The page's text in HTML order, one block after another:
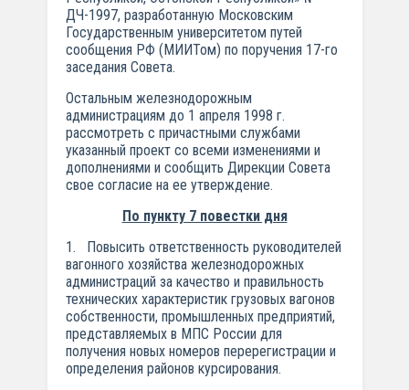
ДЧ-1997, разработанную Московским
Государственным университетом путей
сообщения РФ (МИИТом) по поручения 17-го
заседания Совета.
Остальным железнодорожным
администрациям до 1 апреля 1998 г.
рассмотреть с причастными службами
указанный проект со всеми изменениями и
дополнениями и сообщить Дирекции Совета
свое согласие на ее утверждение.
По пункту 7 повестки дня
1. Повысить ответственность руководителей
вагонного хозяйства железнодорожных
администраций за качество и правильность
технических характеристик грузовых вагонов
собственности, промышленных предприятий,
представляемых в МПС России для
получения новых номеров перерегистрации и
определения районов курсирования.